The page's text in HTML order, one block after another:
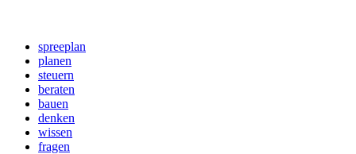
spreeplan
planen
steuern
beraten
bauen
denken
wissen
fragen